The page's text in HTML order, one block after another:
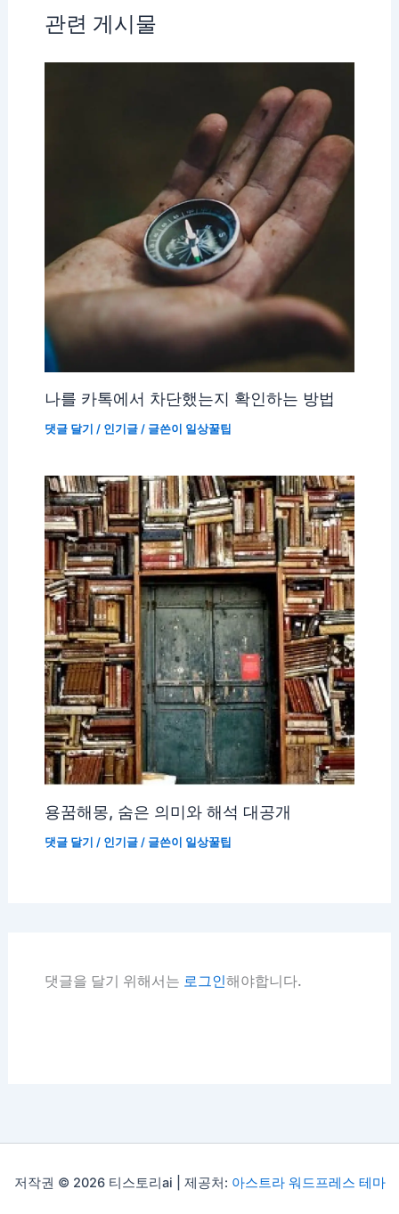
관련 게시물
나를 카톡에서 차단했는지 확인하는 방법
댓글 달기 / 인기글/ 글쓴이 일상꿀팁
용꿈해몽, 숨은 의미와 해석 대공개
댓글 달기 / 인기글/ 글쓴이 일상꿀팁
댓글을 달기 위해서는 로그인해야합니다.
저작권 © 2026 티스토리ai | 제공처: 아스트라 워드프레스 테마